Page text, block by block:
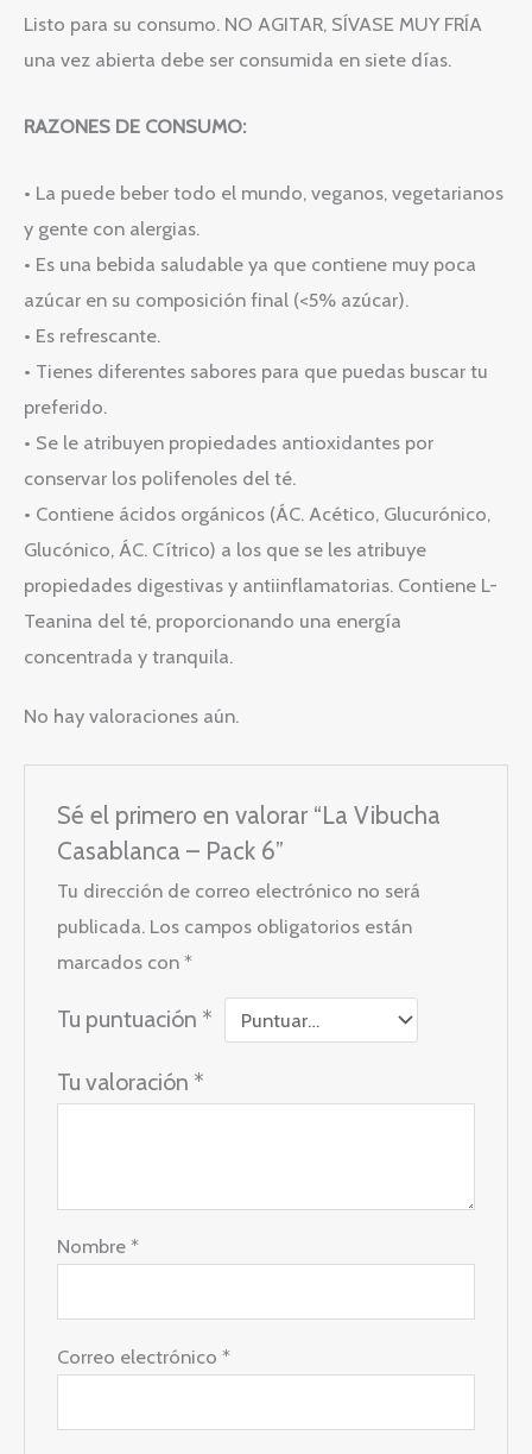
Listo para su consumo. NO AGITAR, SÍVASE MUY FRÍA
una vez abierta debe ser consumida en siete días.
RAZONES DE CONSUMO:
• La puede beber todo el mundo, veganos, vegetarianos
y gente con alergias.
• Es una bebida saludable ya que contiene muy poca
azúcar en su composición final (<5% azúcar).
• Es refrescante.
• Tienes diferentes sabores para que puedas buscar tu
preferido.
• Se le atribuyen propiedades antioxidantes por
conservar los polifenoles del té.
• Contiene ácidos orgánicos (ÁC. Acético, Glucurónico,
Glucónico, ÁC. Cítrico) a los que se les atribuye
propiedades digestivas y antiinflamatorias. Contiene L-
Teanina del té, proporcionando una energía
concentrada y tranquila.
No hay valoraciones aún.
Sé el primero en valorar “La Vibucha
Casablanca – Pack 6”
Tu dirección de correo electrónico no será
publicada. Los campos obligatorios están
marcados con*
Tu puntuación *
Tu valoración *
Nombre*
Correo electrónico*